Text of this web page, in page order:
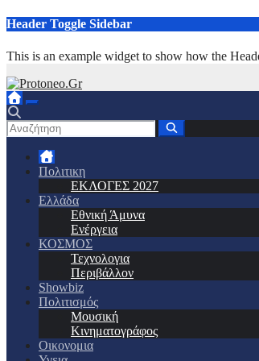
Μετάβαση
περιεχόμενο
Header Toggle Sidebar
This is an example widget to show how the
Πολιτικη
ΕΚΛΟΓΕΣ 2027
Ελλάδα
Εθνική Άμυνα
Ενέργεια
ΚΟΣΜΟΣ
Τεχνολογια
Περιβάλλον
Showbiz
Πολιτισμός
Μουσική
Κινηματογράφος
Οικονομια